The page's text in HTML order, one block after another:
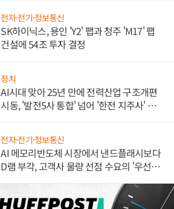
전자·전기·정보통신
SK하이닉스, 용인 'Y2' 팹과 청주 'M17' 팹
건설에 54조 투자 결정
정치
AI시대 맞아 25년 만에 전력산업 구조개편
시동, '발전5사 통합' 넘어 '한전 지주사' 재편
전자·전기·정보통신
AI 메모리반도체 시장에서 낸드플래시보다
D램 부각, 고객사 물량 선점 수요의 '우선순